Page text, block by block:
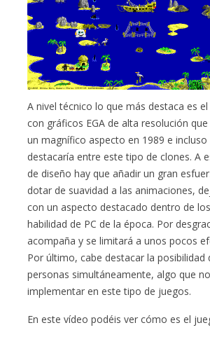
A nivel técnico lo que más destaca es
con gráficos EGA de alta resolución
un magnífico aspecto en 1989 e incluso
destacaría entre este tipo de clones. A
de diseño hay que añadir un gran
dotar de suavidad a las animaciones,
con un aspecto destacado dentro de
habilidad de PC de la época. Por
acompaña y se limitará a unos pocos
Por último, cabe destacar la posibilidad
personas simultáneamente, algo que
implementar en este tipo de juegos.
En este vídeo podéis ver cómo es el